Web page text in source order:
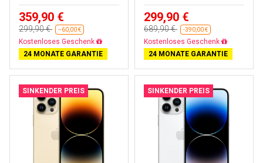
359,90 €
299,90 € --60,00 €
Fast ausverkauft
24 MONATE GARANTIE
299,90 €
689,90 € -390,00 €
Gratisversand
24 MONATE GARANTIE
SINKENDER PREIS SINKENDER PREIS